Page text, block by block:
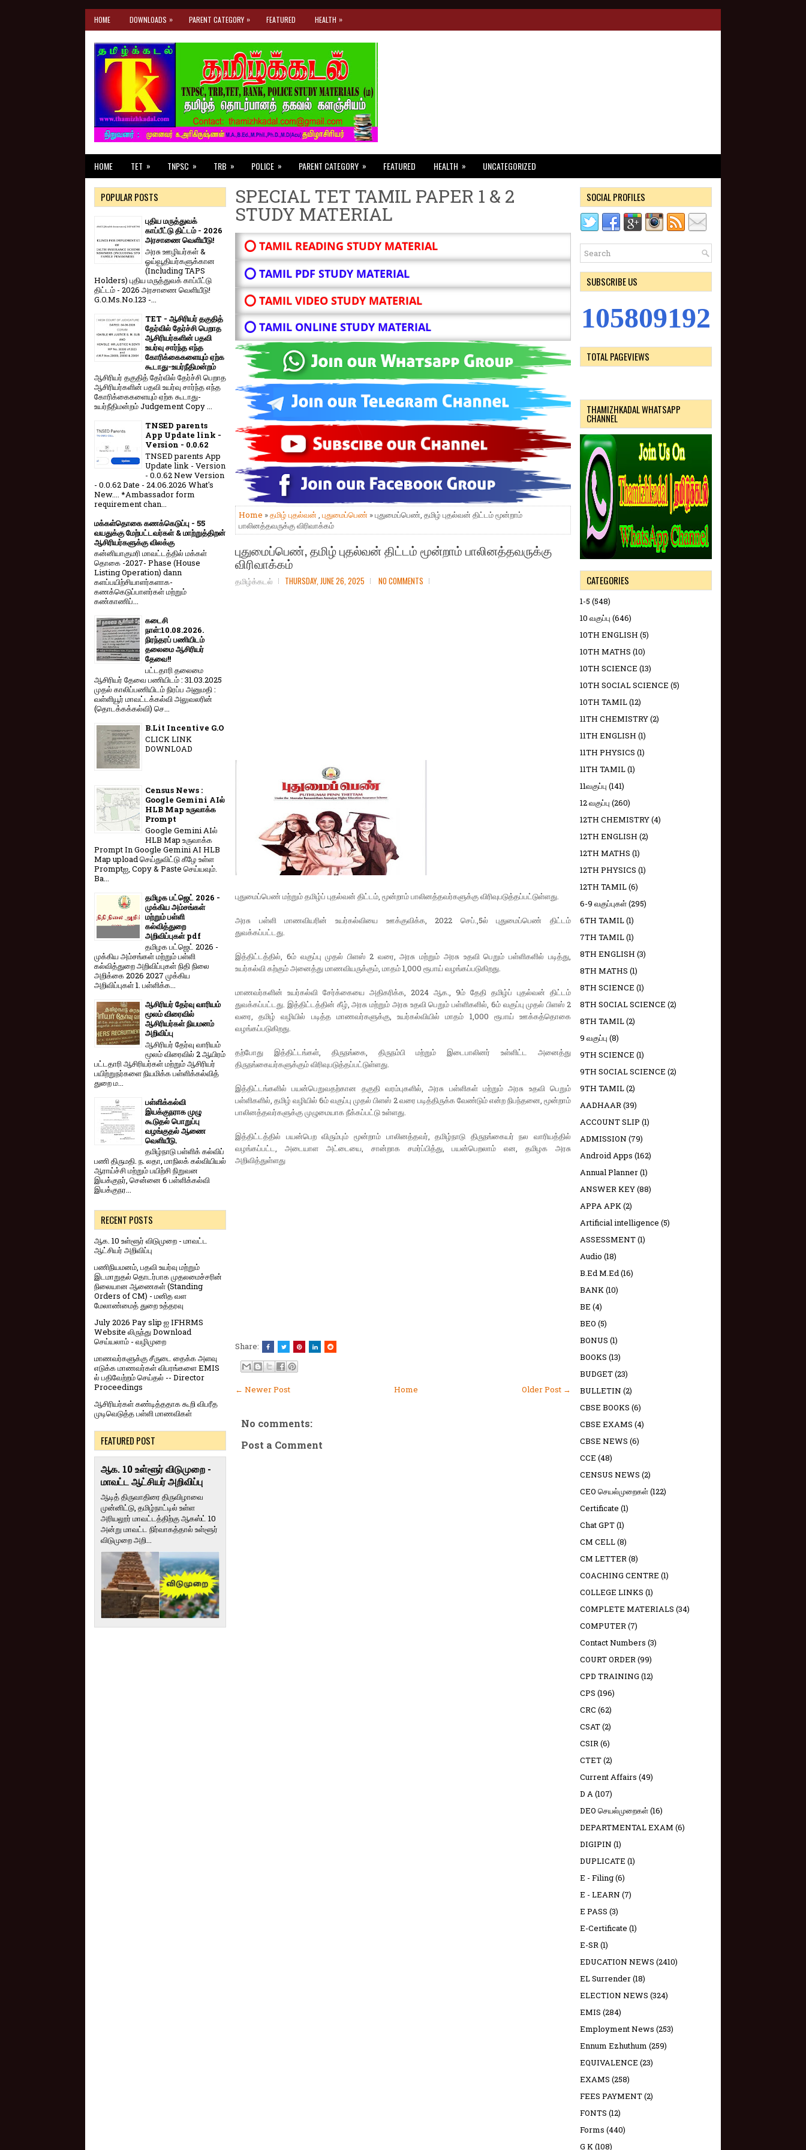
HOME DOWNLOADS » PARENT CATEGORY » FEATURED HEALTH »
HOME TET » TNPSC » TRB » POLICE » PARENT CATEGORY » FEATURED HEALTH » UNCATEGORIZED
SPECIAL TET TAMIL PAPER 1 & 2
STUDY MATERIAL
⭕ TAMIL READING STUDY MATERIAL
⭕ TAMIL PDF STUDY MATERIAL
⭕ TAMIL VIDEO STUDY MATERIAL
⭕ TAMIL ONLINE STUDY MATERIAL
Home »தமிழ் புதல்வன் , புதுமைப்பெண் » புதுமைப்பெண், தமிழ் புதல்வன் திட்டம் மூன்றாம்
பாலினத்தவருக்கு விரிவாக்கம்
புதுமைப்பெண், தமிழ் புதல்வன் திட்டம் மூன்றாம் பாலினத்தவருக்கு
விரிவாக்கம்
தமிழ்க்கடல் THURSDAY, JUNE 26, 2025 NO COMMENTS
புதுமைப்பெண் மற்றும் தமிழ்ப் புதல்வன் திட்டம், மூன்றாம் பாலினத்தவர்களுக்கு விரிவுபடுத்தப்பட்டுள்ளது.
அரசு பள்ளி மாணவியரின் உயர்கல்வியை ஊக்குவிக்க, 2022 செப்.,5ல் புதுமைப்பெண் திட்டம்
துவக்கப்பட்டது.
இத்திட்டத்தில், 6ம் வகுப்பு முதல் பிளஸ் 2 வரை, அரசு மற்றும் அரசு உதவி பெறும் பள்ளிகளில் படித்து,
உயர்கல்வி கற்கும் அனைத்து மாணவியருக்கும், மாதம் 1,000 ரூபாய் வழங்கப்படுகிறது.
மாணவர்களின் உயர்கல்வி சேர்க்கையை அதிகரிக்க, 2024 ஆக., 9ம் தேதி தமிழ்ப் புதல்வன் திட்டம்
துவக்கப்பட்டது. இத்திட்டத்தின் கீழ், அரசு மற்றும் அரசு உதவி பெறும் பள்ளிகளில், 6ம் வகுப்பு முதல் பிளஸ் 2
வரை, தமிழ் வழியில் படித்த மாணவர்களுக்கு, உயர்கல்வியில் மாதம் 1,000 ரூபாய் ஊக்கத்தொகை
வழங்கப்படுகிறது.
தற்போது இத்திட்டங்கள், திருநங்கை, திருநம்பி மற்றும் இடைபாலினர் உள்ளிட்ட அனைத்து
திருநங்கையர்களுக்கும் விரிவுபடுத்தப்பட்டுள்ளது.
இத்திட்டங்களில் பயன்பெறுவதற்கான தகுதி வரம்புகளில், அரசு பள்ளிகள் மற்றும் அரசு உதவி பெறும்
பள்ளிகளில், தமிழ் வழியில் 6ம் வகுப்பு முதல் பிளஸ் 2 வரை படித்திருக்க வேண்டும் என்ற நிபந்தனை, மூன்றாம்
பாலினத்தவர்களுக்கு முழுமையாக நீக்கப்பட்டு உள்ளது.
இத்திட்டத்தில் பயன்பெற விரும்பும் மூன்றாம் பாலினத்தவர், தமிழ்நாடு திருநங்கையர் நல வாரியத்தில்
வழங்கப்பட்ட, அடையாள அட்டையை, சான்றாக சமர்ப்பித்து, பயன்பெறலாம் என, தமிழக அரசு
அறிவித்துள்ளது
Share:
← Newer Post Older Post →
Home
No comments:
Post a Comment
POPULAR POSTS
புதிய மருத்துவக்
காப்பீட்டு திட்டம் - 2026
அரசாணை வெளியீடு!
அரசு ஊழியர்கள் &
ஓய்வூதியர்களுக்கான
(Including TAPS
Holders) புதிய மருத்துவக் காப்பீட்டு
திட்டம் - 2026 அரசாணை வெளியீடு!
G.O.Ms.No.123 -...
TET - ஆசிரியர் தகுதித்
தேர்வில் தேர்ச்சி பெறாத
ஆசிரியர்களின் பதவி
உயர்வு சார்ந்த எந்த
கோரிக்கைகளையும் ஏற்க
கூடாது-உயர்நீதிமன்றம்
ஆசிரியர் தகுதித் தேர்வில் தேர்ச்சி பெறாத
ஆசிரியர்களின் பதவி உயர்வு சார்ந்த எந்த
கோரிக்கைகளையும் ஏற்க கூடாது-
உயர்நீதிமன்றம் Judgement Copy ...
TNSED parents
App Update link -
Version - 0.0.62
TNSED parents App
Update link - Version
- 0.0.62 New Version
- 0.0.62 Date - 24.06.2026 What's
New.... *Ambassador form
requirement chan...
மக்கள்தொகை கணக்கெடுப்பு - 55
வயதுக்கு மேற்பட்டவர்கள் & மாற்றுத்திறன்
ஆசிரியர்களுக்கு விலக்கு
கன்னியாகுமரி மாவட்டத்தில் மக்கள்
தொகை -2027- Phase (House
Listing Operation) dann
களப்பயிற்சியாளர்களாக-
கணக்கெடுப்பாளர்கள் மற்றும்
கண்காணிப்...
கடைசி
நாள்:10.08.2026.
நிரந்தரப் பணியிடம்
தலைமை ஆசிரியர்
தேவை!!
பட்டதாரி தலைமை
ஆசிரியர் தேவை பணியிடம் : 31.03.2025
முதல் காலிப்பணியிடம் நிரப்ப அனுமதி :
வள்ளியூர் மாவட்டக்கல்வி அலுவலரின்
(தொடக்கக்கல்வி) செ...
B.Lit Incentive G.O
CLICK LINK
DOWNLOAD
Census News :
Google Gemini AIல்
HLB Map உருவாக்க
Prompt
Google Gemini AIல்
HLB Map உருவாக்க
Prompt In Google Gemini AI HLB
Map upload செய்துவிட்டு கீழே உள்ள
Promptஐ, Copy & Paste செய்யவும்.
Ba...
தமிழக பட்ஜெட் 2026 -
முக்கிய அம்சங்கள்
மற்றும் பள்ளி
கல்வித்துறை
அறிவிப்புகள் pdf
தமிழக பட்ஜெட் 2026 -
முக்கிய அம்சங்கள் மற்றும் பள்ளி
கல்வித்துறை அறிவிப்புகள் நிதி நிலை
அறிக்கை 2026 2027 முக்கிய
அறிவிப்புகள் 1. பள்ளிக்க...
ஆசிரியர் தேர்வு வாரியம்
மூலம் விரைவில்
ஆசிரியர்கள் நியமனம்
அறிவிப்பு
ஆசிரியர் தேர்வு வாரி​யம்
மூலம் விரை​வில் 2 ஆயிரம்
பட்​ட​தாரி ஆசிரியர்​கள் மற்​றும் ஆசிரியர்
பயிற்றுநர்​களை நியமிக்க பள்​ளிக்​கல்​வித்​
துறை ம...
பள்ளிக்கல்வி
இயக்குநராக முழு
கூடுதல் பொறுப்பு
வழங்குதல் ஆணை
வெளியீடு.
தமிழ்நாடு பள்ளிக் கல்விப்
பணி திருமதி. ந. லதா, மாநிலக் கல்வியியல்
ஆராய்ச்சி மற்றும் பயிற்சி நிறுவன
இயக்குநர், சென்னை 6 பள்ளிக்கல்வி
இயக்குநர...
RECENT POSTS
ஆக. 10 உள்ளூர் விடுமுறை - மாவட்ட
ஆட்சியர் அறிவிப்பு
பணிநியமனம், பதவி உயர்வு மற்றும்
இடமாறுதல் தொடர்பாக முதலமைச்சரின்
நிலையான ஆணைகள் (Standing
Orders of CM) - மனித வள
மேலாண்மைத் துறை உத்தரவு
July 2026 Pay slip ஐ IFHRMS
Website லிருந்து Download
செய்யலாம் - வழிமுறை
மாணவர்களுக்கு சீருடை தைக்க அளவு
எடுக்க மாணவர்கள் விபரங்களை EMIS
ல் பதிவேற்றம் செய்தல் -- Director
Proceedings
ஆசிரியர்கள் கண்டித்ததாக கூறி விபரீத
முடிவெடுத்த பள்ளி மாணவிகள்
FEATURED POST
ஆக. 10 உள்ளூர் விடுமுறை -
மாவட்ட ஆட்சியர் அறிவிப்பு
ஆடித் திருவாதிரை திருவிழாவை
முன்னிட்டு, தமிழ்நாட்டில் உள்ள
அரியலூர் மாவட்டத்திற்கு ஆகஸ்ட் 10
அன்று மாவட்ட நிர்வாகத்தால் உள்ளூர்
விடுமுறை அறி...
SOCIAL PROFILES
SUBSCRIBE US
105809192
TOTAL PAGEVIEWS
THAMIZHKADAL WHATSAPP
CHANNEL
CATEGORIES
1-5 (548)
10 வகுப்பு (646)
10TH ENGLISH (5)
10TH MATHS (10)
10TH SCIENCE (13)
10TH SOCIAL SCIENCE (5)
10TH TAMIL(12)
11TH CHEMISTRY(2)
11TH ENGLISH (1)
11TH PHYSICS (1)
11TH TAMIL(1)
11வகுப்பு (141)
12 வகுப்பு (260)
12TH CHEMISTRY(4)
12TH ENGLISH (2)
12TH MATHS (1)
12TH PHYSICS (1)
12TH TAMIL(6)
6-9 வகுப்புகள்(295)
6TH TAMIL(1)
7TH TAMIL(1)
8TH ENGLISH (3)
8TH MATHS (1)
8TH SCIENCE (1)
8TH SOCIAL SCIENCE (2)
8TH TAMIL(2)
9 வகுப்பு (8)
9TH SCIENCE (1)
9TH SOCIAL SCIENCE (2)
9TH TAMIL(2)
AADHAAR(39)
ACCOUNT SLIP (1)
ADMISSION (79)
Android Apps (162)
Annual Planner(1)
ANSWER KEY(88)
APPA APK(2)
Artificial intelligence (5)
ASSESSMENT(1)
Audio (18)
B.Ed M.Ed(16)
BANK(10)
BE (4)
BEO (5)
BONUS (1)
BOOKS (13)
BUDGET(23)
BULLETIN (2)
CBSE BOOKS (6)
CBSE EXAMS (4)
CBSE NEWS (6)
CCE (48)
CENSUS NEWS (2)
CEO செயல்முறைகள்(122)
Certificate (1)
Chat GPT(1)
CM CELL(8)
CM LETTER(8)
COACHING CENTRE (1)
COLLEGE LINKS (1)
COMPLETE MATERIALS (34)
COMPUTER(7)
Contact Numbers (3)
COURT ORDER(99)
CPD TRAINING (12)
CPS (196)
CRC (62)
CSAT(2)
CSIR(6)
CTET(2)
Current Affairs (49)
D A(107)
DEO செயல்முறைகள்(16)
DEPARTMENTAL EXAM (6)
DIGIPIN (1)
DUPLICATE (1)
E - Filing(6)
E - LEARN (7)
E PASS (3)
E-Certificate (1)
E-SR(1)
EDUCATION NEWS (2410)
EL Surrender(18)
ELECTION NEWS (324)
EMIS (284)
Employment News (253)
Ennum Ezhuthum (259)
EQUIVALENCE (23)
EXAMS (258)
FEES PAYMENT(2)
FONTS (12)
Forms (440)
G K(108)